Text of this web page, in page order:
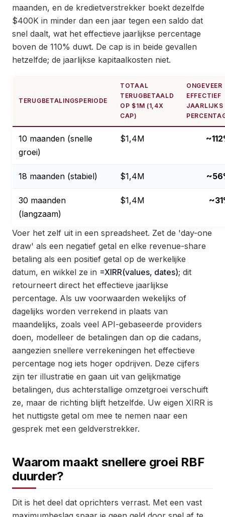
maanden, en de kredietverstrekker boekt dezelfde
$400K in minder dan een jaar tegen een saldo dat
snel daalt, wat het effectieve jaarlijkse percentage
boven de 110% duwt. De cap is in beide gevallen
hetzelfde; de jaarlijkse kapitaalkosten niet.
TERUGBETALINGSPERIODE
TOTAAL
TERUGBETAALD
OP $1M (1,4X
CAP)
ONGEVEER
EFFECTIEF
JAARLIJKS
10 maanden (snelle
groei)
$1,4M
18 maanden (stabiel) $1,4M
30 maanden
(langzaam)
$1,4M
Voer het zelf uit in een spreadsheet. Zet de 'day-one
draw' als een negatief getal en elke revenue-share
betaling als een positief getal op de werkelijke
datum, en wikkel ze in =XIRR(values, dates); dit
retourneert direct het effectieve jaarlijkse
percentage. Als uw voorwaarden wekelijks of
dagelijks worden verrekend in plaats van
maandelijks, zoals veel API-gebaseerde providers
doen, modelleer de betalingen dan op die cadans,
aangezien snellere verrekeningen het effectieve
percentage nog iets hoger opdrijven. Deze cijfers
zijn ter illustratie en gaan uit van gelijkmatige
betalingen, dus achterstallige omzetgroei verschuift
ze, maar de richting blijft hetzelfde. Uw eigen XIRR is
het nuttigste getal om mee te nemen naar een
gesprek met een geldverstrekker.
Waarom maakt snellere groei RBF
duurder?
Dit is het deel dat oprichters verrast. Met een vast